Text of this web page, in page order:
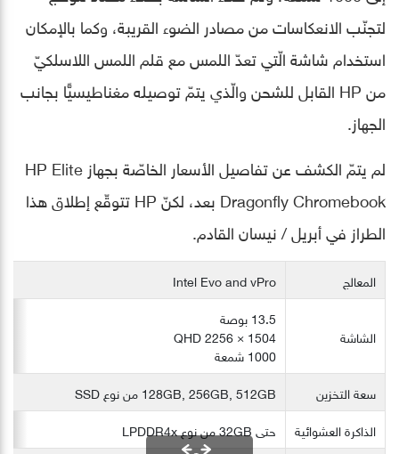
لتجنّب الانعكاسات من مصادر الضوء القريبة، وكما بالإمكان
استخدام شاشة الّتي تعدّ اللمس مع قلم اللمس اللاسلكيّ
من HP القابل للشحن والّذي يتمّ توصيله مغناطيسيًّا بجانب
الجهاز.
لم يتمّ الكشف عن تفاصيل الأسعار الخاصّة بجهاز HP Elite
Dragonfly Chromebook بعد، لكنّ HP تتوقّع إطلاق هذا
الطراز في أبريل / نيسان القادم.
المعالج Intel Evo and vPro
الشاشة
13.5 بوصة
QHD 2256 × 1504
1000 شمعة
سعة التخزين
128GB, 256GB, 512GB من نوع SSD
الذاكرة العشوائية
حتى 32GB من نوع LPDDR4x